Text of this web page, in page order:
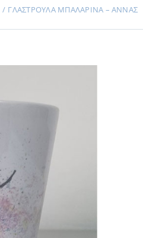
ΓΛΑΣΤΡΟΥΛΑ ΜΠΑΛΑΡΙΝΑ – ΑΝΝΑΣ